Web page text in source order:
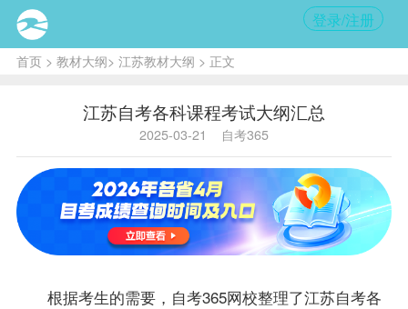
登录/注册
首页> 教材大纲> 江苏教材大纲 > 正文
江苏自考各科课程考试大纲汇总
2025-03-21 自考365
根据考生的需要，自考365网校整理了江苏自考各